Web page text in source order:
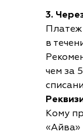
3.
Платеж
в
чем за
Кому
«Айва»